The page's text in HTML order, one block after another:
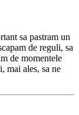
sa pastram un
de reguli, sa
de momentele
mai ales, sa ne